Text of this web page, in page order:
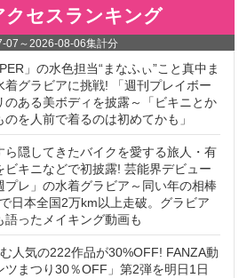
クセスランキング
07 ～2026-08-06集計分
」の水色担当“まなふぃ”こと真中ま
着グラビアに挑戦! 「週刊プレイボー
のある美ボディを披露～「ビキニとか
を人前で着るのは初めてかも」
ら隠してきたバイクを愛する旅人・有
ビキニなどで初披露! 芸能界デビュー
プレ」の水着グラビア～同い年の相棒
日本全国2万km以上走破。グラビア
語ったメイキング動画も
人気の222作品が30%OFF! FANZA動
ツまつり30％OFF」第2弾を明日1日